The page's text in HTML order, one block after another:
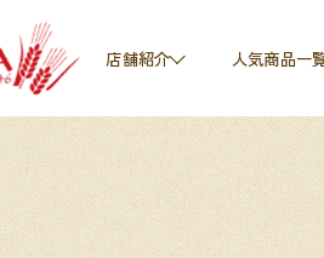
店舗紹介 人気商品一